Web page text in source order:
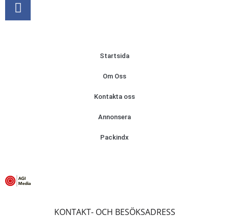
Startsida
Om Oss
Kontakta oss
Annonsera
Packindx
KONTAKT- OCH BESÖKSADRESS